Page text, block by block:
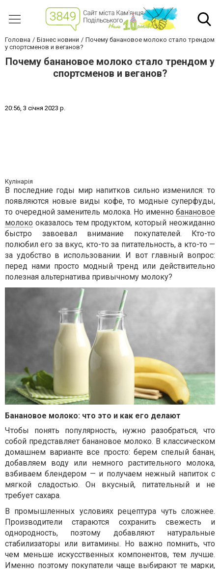
Головна Бізнес новини
Почему банановое молоко стало трендом
у спортсменов и веганов?
Почему банановое молоко стало трендом у
спортсменов и веганов?
20:56, 3 січня 2023 р.
Кулінарія
В последние годы мир напитков сильно изменился: то
появляются новые виды кофе, то модные суперфуды,
то очередной заменитель молока. Но именно банановое
молоко оказалось тем продуктом, который неожиданно
быстро завоевал внимание покупателей. Кто-то
полюбил его за вкус, кто-то за питательность, а кто-то —
за удобство в использовании. И вот главный вопрос:
перед нами просто модный тренд или действительно
полезная альтернатива привычному молоку?
Банановое молоко: что это и как его делают
Чтобы понять популярность, нужно разобраться, что
собой представляет банановое молоко. В классическом
домашнем варианте все просто: берем спелый банан,
добавляем воду или немного растительного молока,
взбиваем блендером — и получаем нежный напиток с
мягкой сладостью. Он вкусный, питательный и не
требует сахара.
В промышленных условиях рецептура чуть сложнее.
Производители стараются сохранить свежесть и
однородность, поэтому добавляют натуральные
стабилизаторы или витамины. Но важно помнить, что
чем меньше искусственных компонентов, тем лучше.
Именно поэтому покупатели чаще выбирают те марки,